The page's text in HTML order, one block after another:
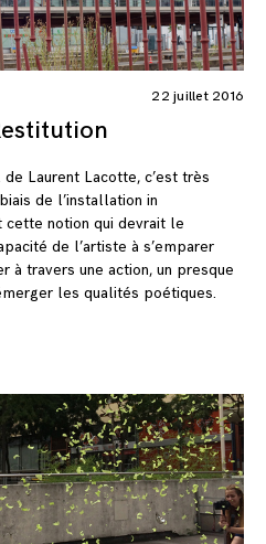
22 juillet 2016
Laurent Lacotte, c’est très
de l’installation in
cette notion qui devrait le
de l’artiste à s’emparer
à travers une action, un presque
les qualités poétiques.